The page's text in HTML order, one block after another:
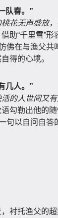
队春。”
花无声盛放
助“千里雪”形
佛在与渔父共
得的心境。
几人。”
的人世间又有
勾勒出他的
句以自问自
衬托渔父的